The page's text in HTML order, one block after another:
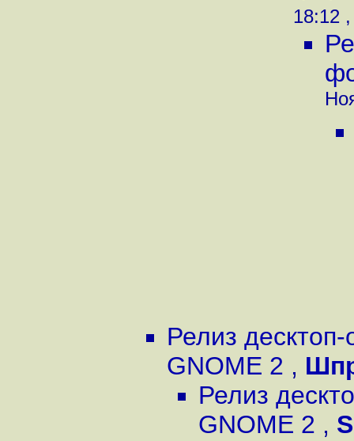
18:12
Релиз
GNOME 2 ,
Релиз
GNOME 2 ,